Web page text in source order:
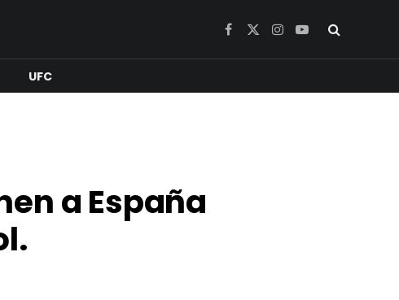
Facebook
X
Instagram
YouTube
UFC
a España